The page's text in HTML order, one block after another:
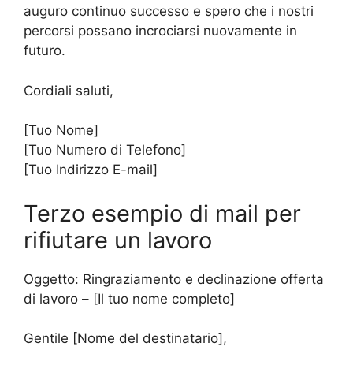
auguro continuo successo e spero che i nostri
percorsi possano incrociarsi nuovamente in
futuro.
Cordiali saluti,
[Tuo Nome]
[Tuo Numero di Telefono]
[Tuo Indirizzo E-mail]
Terzo esempio di mail per
rifiutare un lavoro
Oggetto: Ringraziamento e declinazione offerta
di lavoro – [Il tuo nome completo]
Gentile [Nome del destinatario],